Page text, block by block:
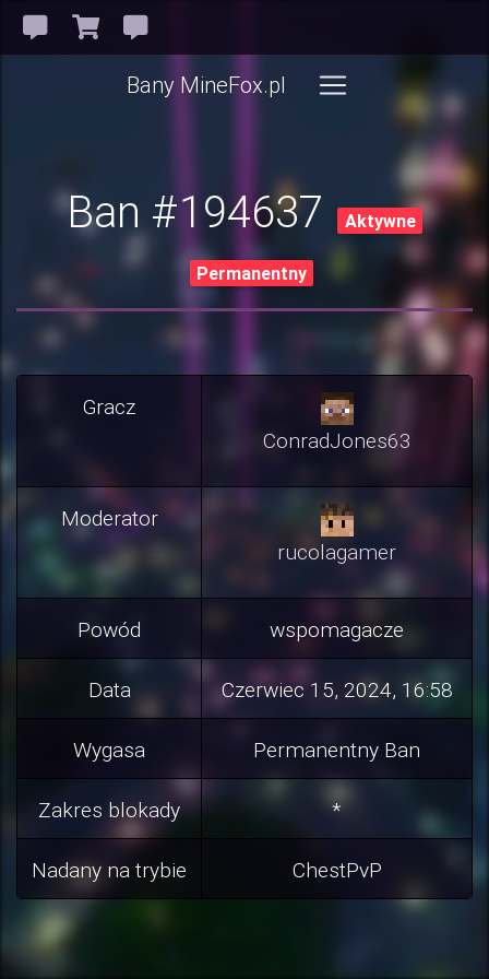
Bany MineFox.pl
Ban #194637 Aktywne
Permanentny
Gracz
ConradJones63
Moderator
rucolagamer
Powód wspomagacze
Data Czerwiec 15, 2024, 16:58
Wygasa Permanentny Ban
Zakres blokady *
Nadany na trybie ChestPvP